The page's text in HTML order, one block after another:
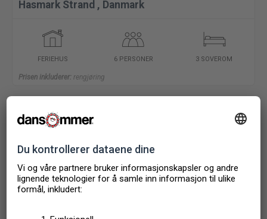
Hasmark Strand , Danmark
FERIEHUS 6 PERSONER 3 SOVEROM
Prisen inkluderer: rengjøring